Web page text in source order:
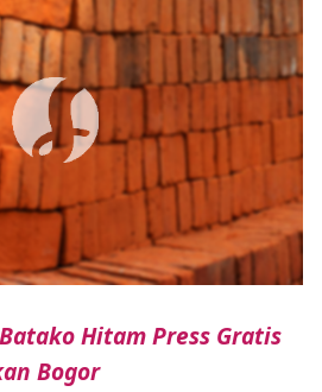
Hitam Press Gratis
Bogor